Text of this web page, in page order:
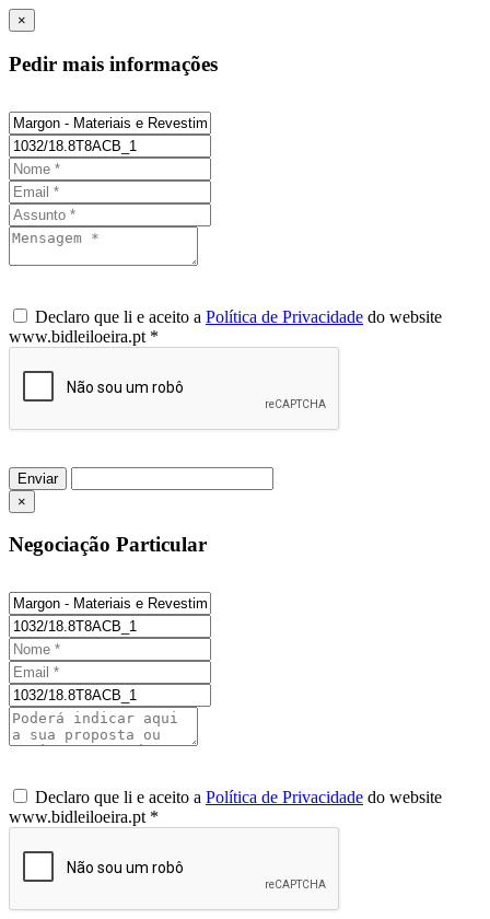
×
Pedir mais informações
Declaro que li e aceito a Política de Privacidade do website
www.bidleiloeira.pt *
Enviar
×
Negociação Particular
Declaro que li e aceito a Política de Privacidade do website
www.bidleiloeira.pt *